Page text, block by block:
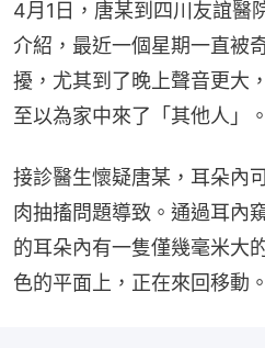
4月1日，唐某到四川友誼醫
介紹，最近一個星期一直被
擾，尤其到了晚上聲音更大
至以為家中來了「其他人」。
接診醫生懷疑唐某，耳朵內
肉抽搐問題導致。通過耳內
的耳朵內有一隻僅幾毫米大
色的平面上，正在來回移動。